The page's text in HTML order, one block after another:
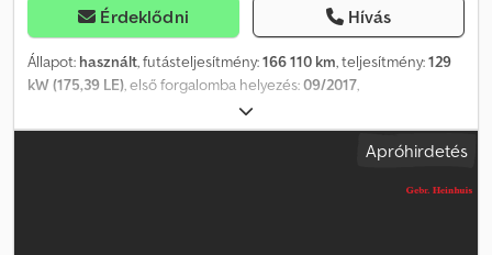
Érdeklődni Hívás
Állapot: használt, futásteljesítmény:166 110 km, teljesítmény:129
kW (175,39 LE), első forgalomba helyezés:09/2017,
, saját tömeg:
3 740 kg, össztömeg:7 490 kg, abroncs méret:205 / 75 R 17,5,
3 400 mm, következő
Euro 6,
Apróhirdetés